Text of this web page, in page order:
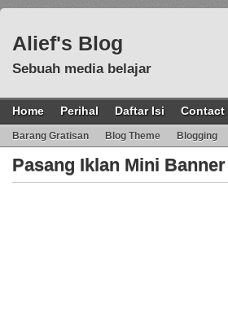
Alief's Blog
Sebuah media belajar
Home Perihal Daftar Isi Contact
Barang Gratisan Blog Theme Blogging
Pasang Iklan Mini